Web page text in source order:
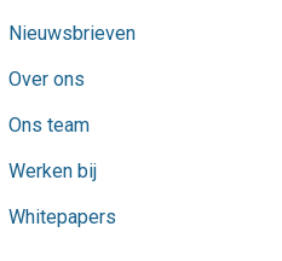
Nieuwsbrieven
Over ons
Ons team
Werken bij
Whitepapers